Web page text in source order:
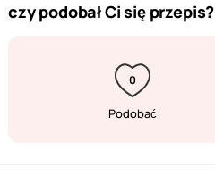
czy podobał Ci się przepis?
0
Podobać